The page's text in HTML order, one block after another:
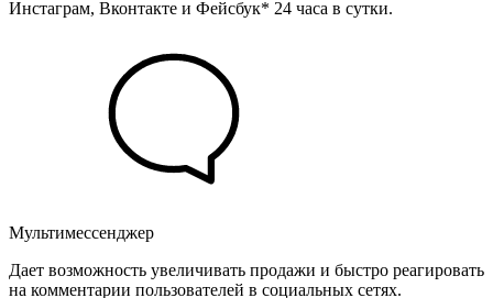
Инстаграм, Вконтакте и Фейсбук* 24 часа в сутки.
Мультимессенджер
Дает возможность увеличивать продажи и быстро реагировать
на комментарии пользователей в социальных сетях.